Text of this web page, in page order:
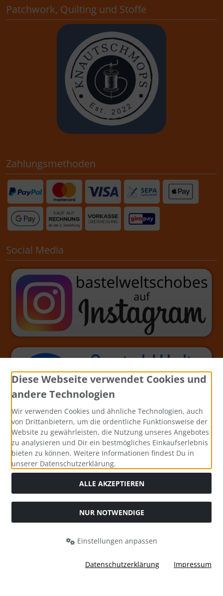
Patchwork, Quilting und Stoffe
Zahlungsmethoden
Social Media
Alle Preise inkl. gesetzl. MwSt. zzgl.Versandkosten. Die
bei Bastel-Welt Schobes.
Diese Webseite verwendet Cookies und
andere Technologien
Wir verwenden Cookies und ähnliche Technologien, auch
von Drittanbietern, um die ordentliche Funktionsweise der
Website zu gewährleisten, die Nutzung unseres Angebotes
zu analysieren und Dir ein bestmögliches Einkaufserlebnis
bieten zu können. Weitere Informationen findest Du in
unserer Datenschutzerklärung.
ALLE AKZEPTIEREN
NUR NOTWENDIGE
Einstellungen anpassen
Datenschutzerklärung Impressum